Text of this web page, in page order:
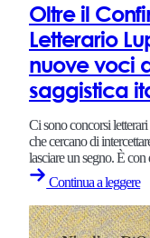
Oltre il
Letterario
nuove voci
saggistica
Ci sono concorsi
che cercano di
lasciare un segno. È
Continua a leggere